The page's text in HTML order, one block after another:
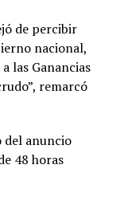
de percibir
nacional,
las Ganancias
remarcó
del anuncio
48 horas